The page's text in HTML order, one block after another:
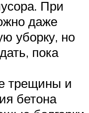
При
даже
уборку, но
пока
трещины и
бетона